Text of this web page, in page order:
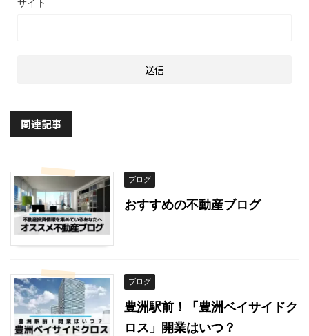
サイト
関連記事
ブログ
おすすめの不動産ブログ
ブログ
豊洲駅前！「豊洲ベイサイドク
ロス」開業はいつ？